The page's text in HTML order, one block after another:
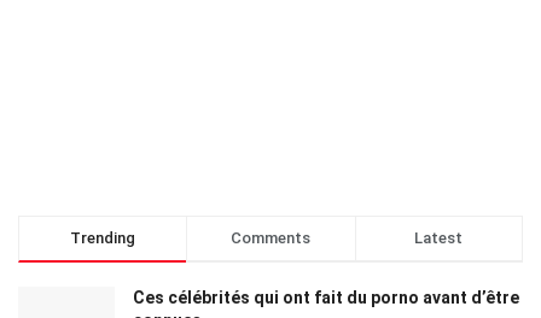
Trending Comments Latest
Ces célébrités qui ont fait du porno avant d’être